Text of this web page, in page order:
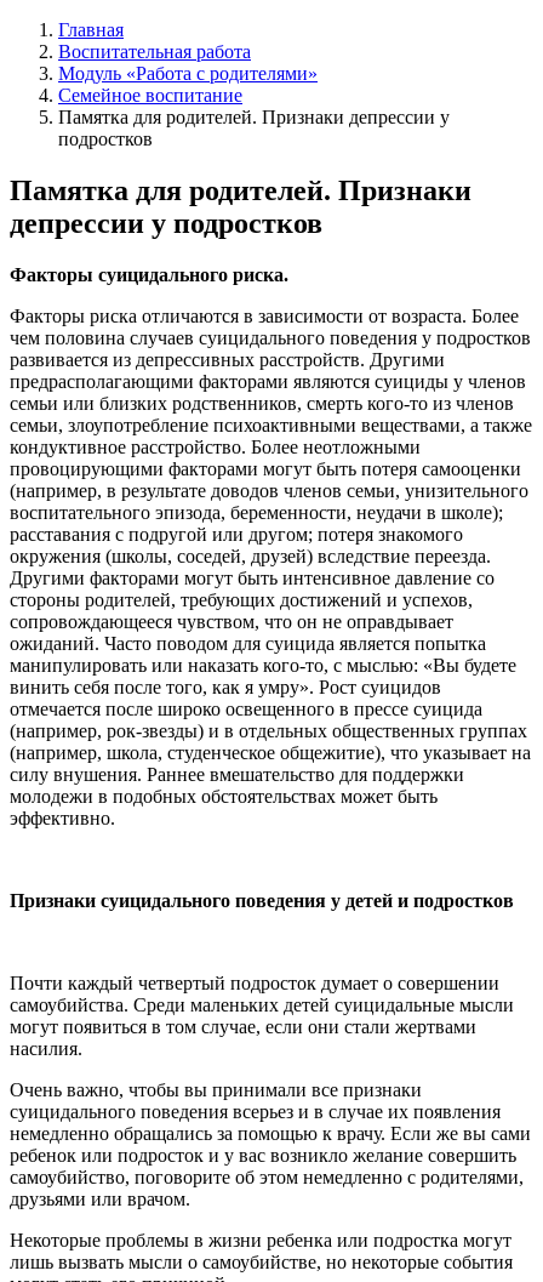
Главная
Воспитательная работа
Модуль «Работа с родителями»
Семейное воспитание
Памятка для родителей. Признаки депрессии у
подростков
Памятка для родителей. Признаки
депрессии у подростков
Факторы суицидального риска.
Факторы риска отличаются в зависимости от возраста. Более
чем половина случаев суицидального поведения у подростков
развивается из депрессивных расстройств. Другими
предрасполагающими факторами являются суициды у членов
семьи или близких родственников, смерть кого-то из членов
семьи, злоупотребление психоактивными веществами, а также
кондуктивное расстройство. Более неотложными
провоцирующими факторами могут быть потеря самооценки
(например, в результате доводов членов семьи, унизительного
воспитательного эпизода, беременности, неудачи в школе);
расставания с подругой или другом; потеря знакомого
окружения (школы, соседей, друзей) вследствие переезда.
Другими факторами могут быть интенсивное давление со
стороны родителей, требующих достижений и успехов,
сопровождающееся чувством, что он не оправдывает
ожиданий. Часто поводом для суицида является попытка
манипулировать или наказать кого-то, с мыслью: «Вы будете
винить себя после того, как я умру». Рост суицидов
отмечается после широко освещенного в прессе суицида
(например, рок-звезды) и в отдельных общественных группах
(например, школа, студенческое общежитие), что указывает на
силу внушения. Раннее вмешательство для поддержки
молодежи в подобных обстоятельствах может быть
эффективно.
Признаки суицидального поведения у детей и подростков
Почти каждый четвертый подросток думает о совершении
самоубийства. Среди маленьких детей суицидальные мысли
могут появиться в том случае, если они стали жертвами
насилия.
Очень важно, чтобы вы принимали все признаки
суицидального поведения всерьез и в случае их появления
немедленно обращались за помощью к врачу. Если же вы сами
ребенок или подросток и у вас возникло желание совершить
самоубийство, поговорите об этом немедленно с родителями,
друзьями или врачом.
Некоторые проблемы в жизни ребенка или подростка могут
лишь вызвать мысли о самоубийстве, но некоторые события